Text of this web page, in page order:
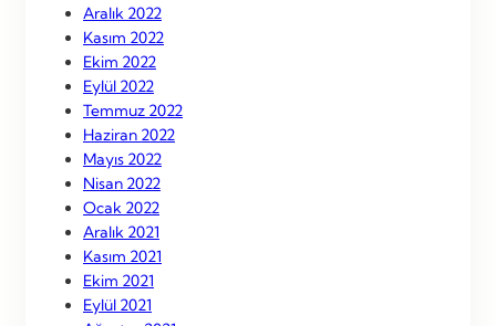
Aralık 2022
Kasım 2022
Ekim 2022
Eylül 2022
Temmuz 2022
Haziran 2022
Mayıs 2022
Nisan 2022
Ocak 2022
Aralık 2021
Kasım 2021
Ekim 2021
Eylül 2021